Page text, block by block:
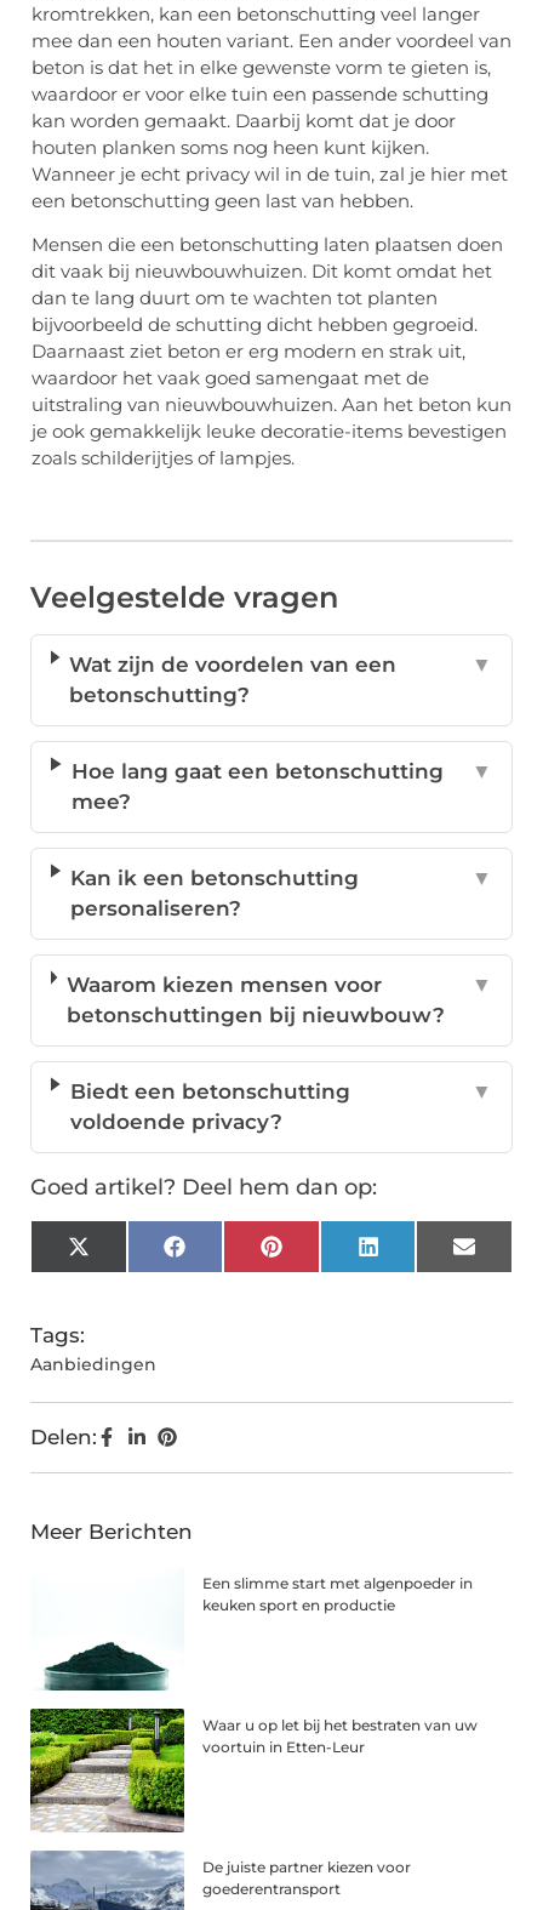
kromtrekken, kan een betonschutting veel langer
mee dan een houten variant. Een ander voordeel van
beton is dat het in elke gewenste vorm te gieten is,
waardoor er voor elke tuin een passende schutting
kan worden gemaakt. Daarbij komt dat je door
houten planken soms nog heen kunt kijken.
Wanneer je echt privacy wil in de tuin, zal je hier met
een betonschutting geen last van hebben.
Mensen die een betonschutting laten plaatsen doen
dit vaak bij nieuwbouwhuizen. Dit komt omdat het
dan te lang duurt om te wachten tot planten
bijvoorbeeld de schutting dicht hebben gegroeid.
Daarnaast ziet beton er erg modern en strak uit,
waardoor het vaak goed samengaat met de
uitstraling van nieuwbouwhuizen. Aan het beton kun
je ook gemakkelijk leuke decoratie-items bevestigen
zoals schilderijtjes of lampjes.
Veelgestelde vragen
Wat zijn de voordelen van een
betonschutting?
▼
Hoe lang gaat een betonschutting
mee?
▼
Kan ik een betonschutting
personaliseren?
▼
Waarom kiezen mensen voor
betonschuttingen bij nieuwbouw?
▼
Biedt een betonschutting
voldoende privacy?
▼
Goed artikel? Deel hem dan op:
X
(Twitter)
FacebookPinterestLinkedInEmail
Tags:
Aanbiedingen
Delen:
Meer Berichten
Een slimme start met algenpoeder in
keuken sport en productie
Waar u op let bij het bestraten van uw
voortuin in Etten-Leur
De juiste partner kiezen voor
goederentransport